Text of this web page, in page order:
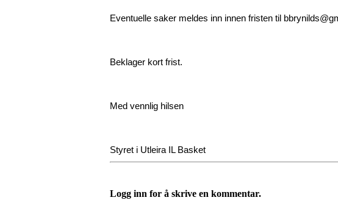
Eventuelle saker meldes inn innen fristen til
Beklager kort frist.
Med vennlig hilsen
Styret i Utleira IL Basket
Logg inn for å skrive en kommentar.